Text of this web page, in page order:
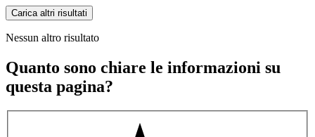
Carica altri risultati
Nessun altro risultato
Quanto sono chiare le informazioni su
questa pagina?